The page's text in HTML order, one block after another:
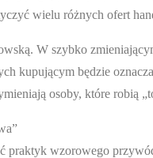
wielu różnych ofert
W szybko
kupującym będzie
osoby, które robią
praktyk wzorowego